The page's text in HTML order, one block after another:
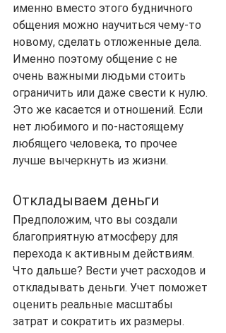
именно вместо этого будничного
общения можно научиться чему-то
новому, сделать отложенные дела.
Именно поэтому общение с не
очень важными людьми стоить
ограничить или даже свести к нулю.
Это же касается и отношений. Если
нет любимого и по-настоящему
любящего человека, то прочее
лучше вычеркнуть из жизни.
Откладываем деньги
Предположим, что вы создали
благоприятную атмосферу для
перехода к активным действиям.
Что дальше? Вести учет расходов и
откладывать деньги. Учет поможет
оценить реальные масштабы
затрат и сократить их размеры.